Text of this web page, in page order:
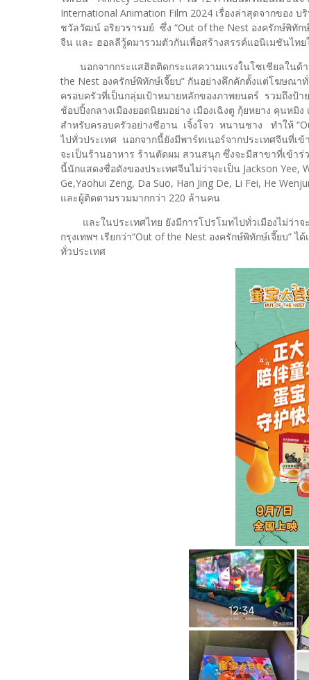
International Animation Film 2024 เรื่องล่าสุดจากของ
ชวัลวัฒน์ อริยวรารมย์ ซึ่ง “Out of the Nest องครักษ์พิทัก
จีน และ ฮอลลีวู้ดมารวมตัวกันเพื่อสร้างสรรค์แอนิเมชันไท
นอกจากกระแสฮิตติดกระแสความแรงในโซเชียลในด้า
the Nest องครักษ์พิทักษ์เจี๊ยบ” กันอย่างคึกคักตั้งแต่โฆษณ
ครอบครัวที่เป็นกลุ่มเป้าหมายหลักของภาพยนตร์ รวมถึง
ช้อปปิ้งกลางเมืองยอดนิยมอย่าง เมืองเฉิงตู กุ้ยหยาง คุนห
สำหรับครอบครัวอย่างซีอาน เจิ้งโจว หนานชาง ทำให้
ไปทั่วประเทศ นอกจากนี้ยังมีพาร์ทเนอร์จากประเทศจีนที่เ
จะเป็นร้านอาหาร ร้านตัดผม สวนสนุก ซึ่งจะมีสาขาที่เข้า
นี้นักแสดงชื่อดังของประเทศจีนไม่ว่าจะเป็น Jackson Yee,
Ge,Yaohui Zeng, Da Suo, Han Jing De, Li Fei, He
และผู้ติดตามรวมมากกว่า 220 ล้านคน
และในประเทศไทย ยังมีการโปรโมทไปทั่วเมืองไม่ว่
กรุงเทพฯ เรียกว่า“Out of the Nest องครักษ์พิทักษ์เจี๊ยบ”
ทั่วประเทศ